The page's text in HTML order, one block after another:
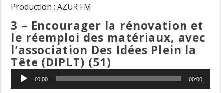
Production : AZUR FM
3 – Encourager la rénovation et
le réemploi des matériaux, avec
l’association Des Idées Plein la
Tête (DIPLT) (51)
Lecteur
audio
00:00 00:00